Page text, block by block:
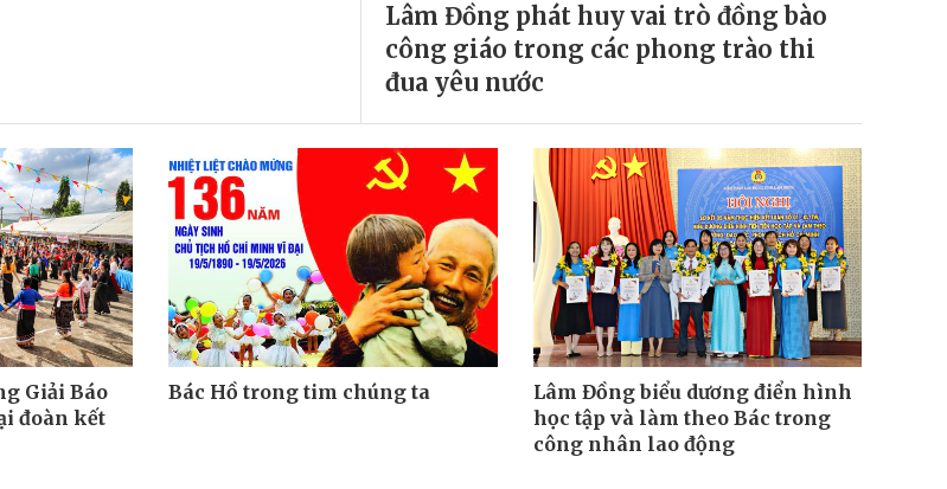
Lâm Đồng phát huy vai trò đồng bào
công giáo trong các phong trào thi
đua yêu nước
Giải Báo
đoàn kết
Bác Hồ trong tim chúng ta
Lâm Đồng biểu dương điển hình
học tập và làm theo Bác trong
công nhân lao động